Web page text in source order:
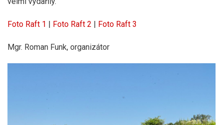
Foto Raft 1 | Foto Raft 2 | Foto Raft 3
Mgr. Roman Funk, organizátor